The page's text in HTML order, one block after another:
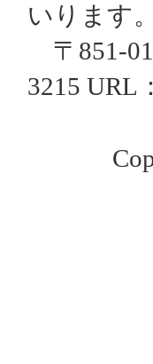
いります。
〒851-
3215 URL